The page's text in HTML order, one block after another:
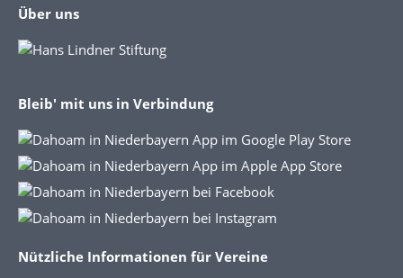
Über uns
Bleib' mit uns in Verbindung
Nützliche Informationen für Vereine